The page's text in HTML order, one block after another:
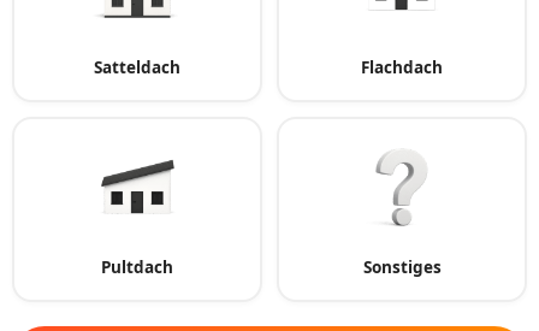
Satteldach Flachdach
Pultdach Sonstiges